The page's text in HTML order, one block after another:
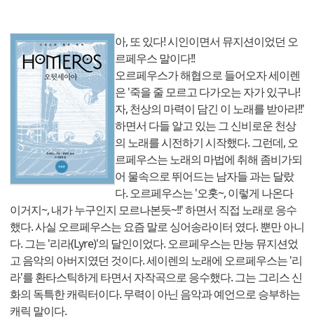
아, 또 있다! 시인이면서 뮤지션이었던 오
르페우스 말이다!!
오르페우스가 해협으로 들어오자 세이렌
은 '죽을 줄 모르고 다가오는 자가 있구나!
자, 천상의 마력이 담긴 이 노래를 받아라!!'
하면서 다들 알고 있는 그 신비로운 천상
의 노래를 시전하기 시작했다. 그런데, 오
르페우스는 노래의 마법에 취해 좀비가되
어 물속으로 뛰어드는 남자들 과는 달랐
다. 오르페우스는 '오홋~, 이렇게 나온다
이거지~, 내가 누구인지 모르나본듯~!!' 하면서 직접 노래로 응수
했다. 사실 오르페우스는 요즘 말로 싱어송라이터 였다. 뿐만 아니
다. 그는 '리라(Lyre)'의 달인이었다. 오르페우스는 만능 뮤지션었
고 음악의 아버지였던 것이다. 세이렌의 노래에 오르페우스는 '리
라'를 환타스틱하게 타면서 자작곡으로 응수했다. 그는 그리스 신
화의 독특한 캐릭터이다. 무력이 아닌 음악과 예언으로 승부하는
캐릭 말이다.